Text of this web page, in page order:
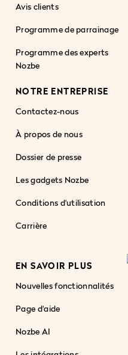
Avis clients
Programme de parrainage
Programme des experts
Nozbe
NOTRE ENTREPRISE
Contactez-nous
À propos de nous
Dossier de presse
Les gadgets Nozbe
Conditions d'utilisation
Carrière
EN SAVOIR PLUS
Nouvelles fonctionnalités
Page d'aide
Nozbe AI